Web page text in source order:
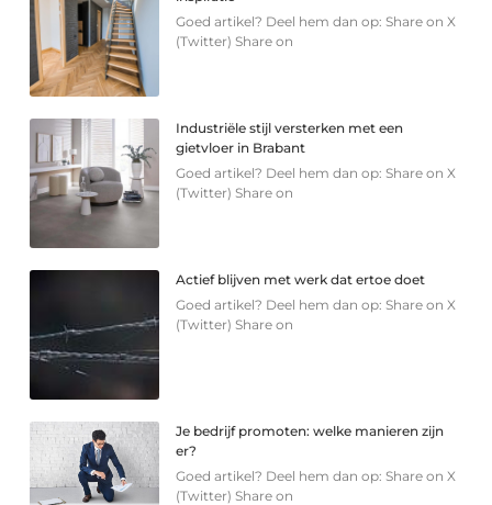
Goed artikel? Deel hem dan op: Share on X
(Twitter) Share on
Industriële stijl versterken met een
gietvloer in Brabant
Goed artikel? Deel hem dan op: Share on X
(Twitter) Share on
Actief blijven met werk dat ertoe doet
Goed artikel? Deel hem dan op: Share on X
(Twitter) Share on
Je bedrijf promoten: welke manieren zijn
er?
Goed artikel? Deel hem dan op: Share on X
(Twitter) Share on